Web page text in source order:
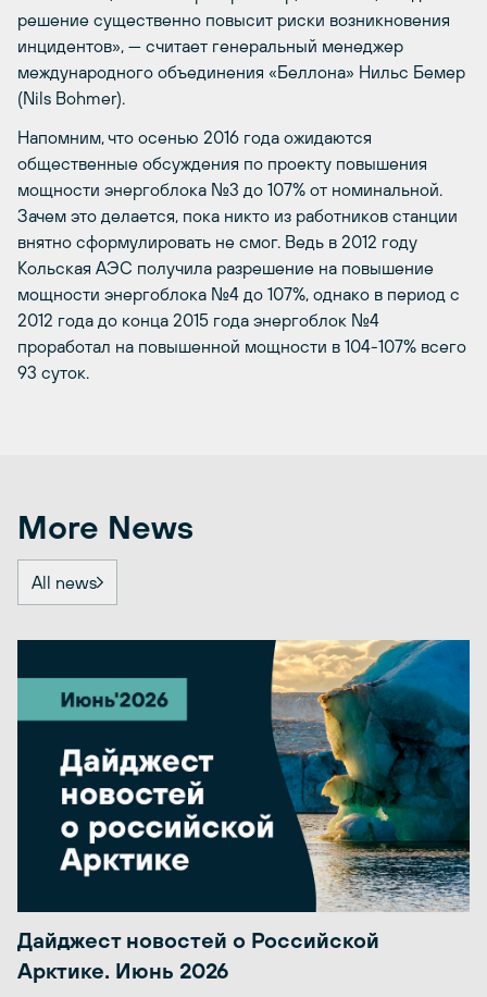
решение существенно повысит риски возникновения
инцидентов», — считает генеральный менеджер
международного объединения «Беллона» Нильс Бемер
(Nils Bohmer).
Напомним, что осенью 2016 года ожидаются
общественные обсуждения по проекту повышения
мощности энергоблока №3 до 107% от номинальной.
Зачем это делается, пока никто из работников станции
внятно сформулировать не смог. Ведь в 2012 году
Кольская АЭС получила разрешение на повышение
мощности энергоблока №4 до 107%, однако в период с
2012 года до конца 2015 года энергоблок №4
проработал на повышенной мощности в 104-107% всего
93 суток.
More News
All news
Дайджест новостей о Российской
Арктике. Июнь 2026